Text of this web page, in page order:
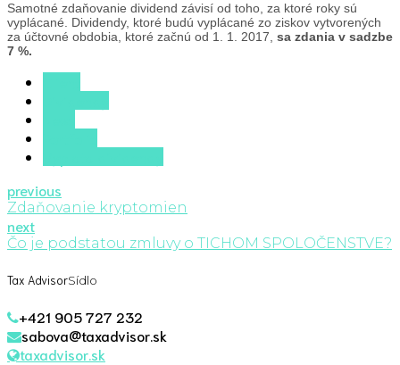
Samotné zdaňovanie dividend závisí od toho, za ktoré roky sú
vyplácané. Dividendy, ktoré budú vyplácané zo ziskov vytvorených
za účtovné obdobia, ktoré začnú od 1. 1. 2017, sa zdania v sadzbe
7 %.
previous
Zdaňovanie kryptomien
next
Čo je podstatou zmluvy o TICHOM SPOLOČENSTVE?
Tax AdvisorSídlo
+421 905 727 232
sabova@taxadvisor.sk
taxadvisor.sk